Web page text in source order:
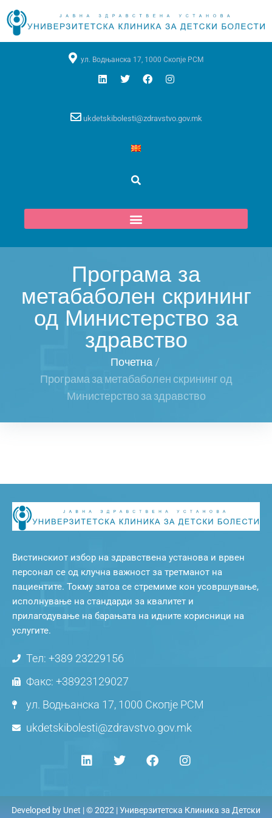
ул. Водњанска 17, 1000 Скопје РСМ
ukdetskibolesti@zdravstvo.gov.mk
Програма за
метабаболен скрининг
од Министерство за
здравство
Почетна /
Програма за метабаболен скрининг од
Министерство за здравство
Вистинскиот избор на здравствена установа и врвен
персонал се од клучна важност за третманот на
пациентите. Токму затоа се стремиме кон усовршување,
исполнување на стандарди за квалитет и
прилагодување на барањата на идните корисници на
услугите.
Тел: +389 23229156
Факс: +38923129027
ул. Водњанска 17, 1000 Скопје РСМ
ukdetskibolesti@zdravstvo.gov.mk
Developed by Unet | © 2022 | Универзитетска Клиника за Детски